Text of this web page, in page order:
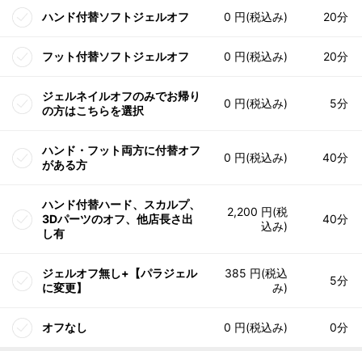
ハンド付替ソフトジェルオフ 0 円(税込み) 20分
フット付替ソフトジェルオフ 0 円(税込み) 20分
ジェルネイルオフのみでお帰り
の方はこちらを選択
0 円(税込み) 5分
ハンド・フット両方に付替オフ
がある方
0 円(税込み) 40分
ハンド付替ハード、スカルプ、
3Dパーツのオフ、他店長さ出
し有
2,200 円(税
込み)
40分
ジェルオフ無し+【パラジェル
に変更】
385 円(税込
み)
5分
オフなし 0 円(税込み) 0分